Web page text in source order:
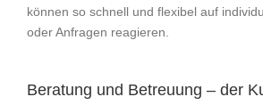
können so schnell und flexibel auf
oder Anfragen reagieren.
Beratung und Betreuung – der